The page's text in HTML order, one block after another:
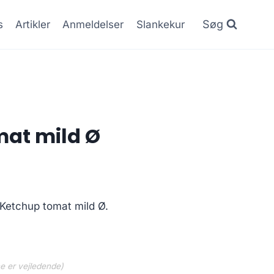
Artikler Anmeldelser Slankekur Søg
mild Ø
tomat mild Ø.
er vejledende)